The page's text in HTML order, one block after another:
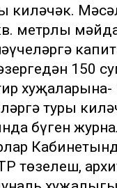
киләчәк.
метрлы
150
хуҗаларына-
туры
бүген
төзелеш,